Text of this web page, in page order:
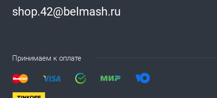
shop.42@belmash.ru
Принимаем к оплате